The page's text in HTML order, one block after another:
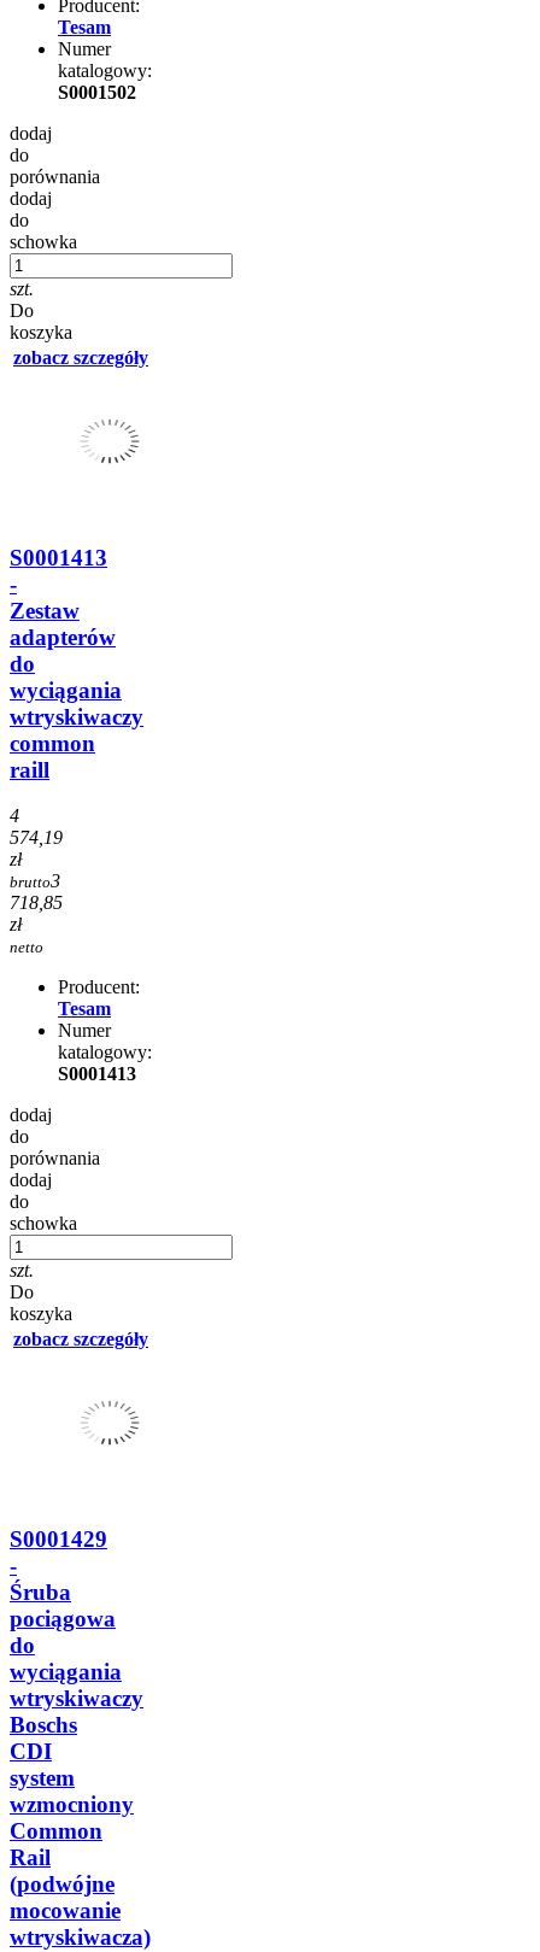
Producent:
Tesam
Numer
katalogowy:
S0001502
dodaj
do
porównania
dodaj
do
schowka
szt.
Do
koszyka
zobacz szczegóły
S0001413
-
Zestaw
adapterów
do
wyciągania
wtryskiwaczy
common
raill
4
574,19
zł
brutto3
718,85
zł
netto
Producent:
Tesam
Numer
katalogowy:
S0001413
dodaj
do
porównania
dodaj
do
schowka
szt.
Do
koszyka
zobacz szczegóły
S0001429
-
Śruba
pociągowa
do
wyciągania
wtryskiwaczy
Boschs
CDI
system
wzmocniony
Common
Rail
(podwójne
mocowanie
wtryskiwacza)